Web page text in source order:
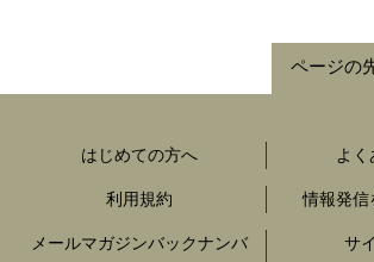
ページの
はじめての方へ よく
利用規約 情報発信
メールマガジンバックナンバ
サ